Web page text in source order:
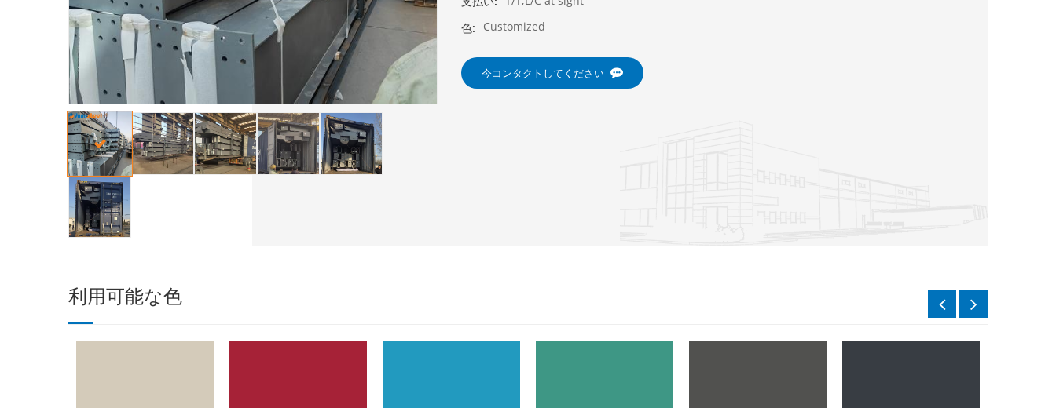
色:
Customized
今コンタクトしてください
利用可能な色